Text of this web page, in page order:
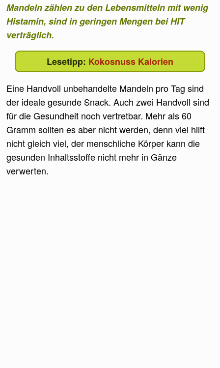
Mandeln zählen zu den Lebensmitteln mit wenig
Histamin, sind in geringen Mengen bei HIT
verträglich.
Kokosnuss Kalorien
Eine Handvoll unbehandelte Mandeln pro Tag sind
der ideale gesunde Snack. Auch zwei Handvoll sind
für die Gesundheit noch vertretbar. Mehr als 60
Gramm sollten es aber nicht werden, denn viel hilft
nicht gleich viel, der menschliche Körper kann die
gesunden Inhaltsstoffe nicht mehr in Gänze
verwerten.